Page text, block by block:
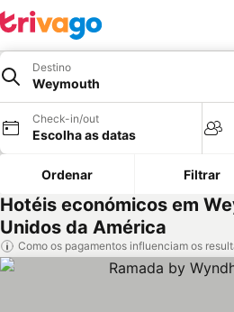
Destino
Weymouth
Check-in/out
Escolha as datas
Ordenar Filtrar
Hotéis económicos em
Unidos da América
Como os pagamentos influenciam os